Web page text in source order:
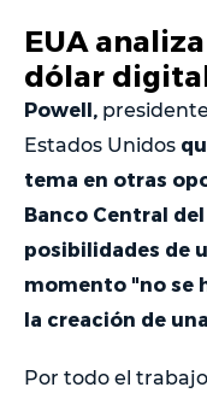
EUA
dólar
Powell,
Estados Unidos
tema en otras
Banco Central
posibilidades de
momento "no se
la creación de
Por todo el